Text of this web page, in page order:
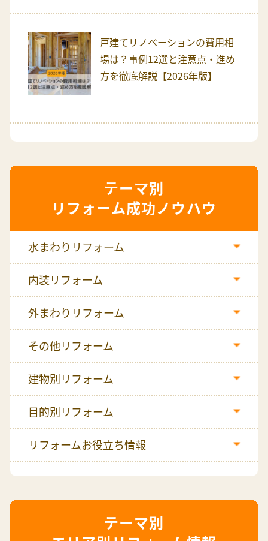
戸建てリノベーションの費用相
場は？事例12選と注意点・進め
方を徹底解説【2026年版】
リフォーム成功ノウハウ
水まわりリフォーム
内装リフォーム
外まわりリフォーム
その他リフォーム
建物別リフォーム
目的別リフォーム
リフォームお役立ち情報